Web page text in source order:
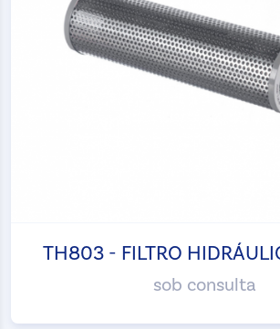
TH803 - FILTRO
sob consulta